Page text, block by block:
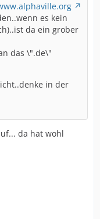
es kein
da ein grober
das \".de\"
in der
da hat wohl